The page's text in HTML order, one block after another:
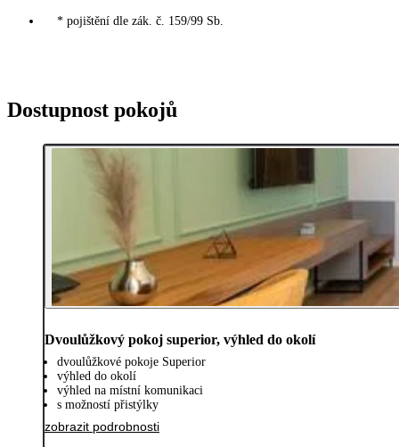
* pojištění dle zák. č. 159/99 Sb.
Dostupnost pokojů
Dvoulůžkový pokoj superior, výhled do okolí
dvoulůžkové pokoje Superior
výhled do okolí
výhled na místní komunikaci
s možností přistýlky
zobrazit podrobnosti